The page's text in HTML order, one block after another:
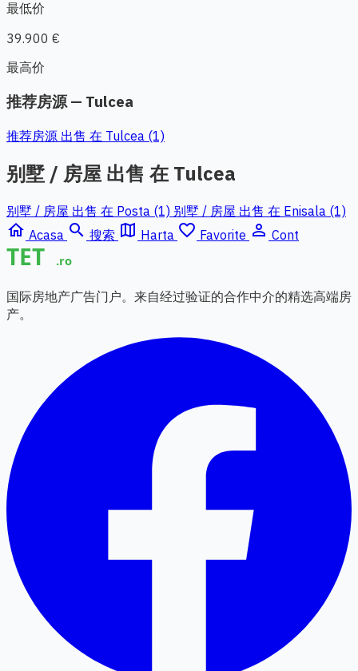
最低价
39.900 €
最高价
推荐房源 — Tulcea
推荐房源 出售 在 Tulcea (1)
别墅 / 房屋 出售 在 Tulcea
别墅 / 房屋 出售 在 Posta (1) 别墅 / 房屋 出售 在 Enisala (1)
home Acasa search 搜索 map Harta favorite_border Favorite person_outline Cont
国际房地产广告门户。来自经过验证的合作中介的精选高端房
产。